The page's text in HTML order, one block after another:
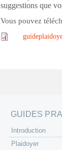
suggestions que
Vous pouvez
GUIDES
Introduction
Plaidoyer